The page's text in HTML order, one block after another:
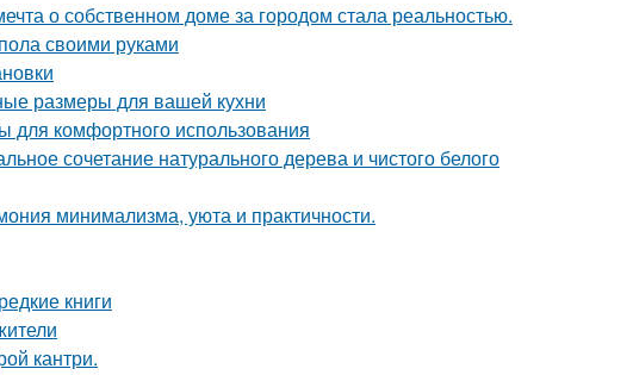
о собственном доме за городом стала реальностью.
своими руками
размеры для вашей кухни
комфортного использования
сочетание натурального дерева и чистого белого
минимализма, уюта и практичности.
книги
кантри.